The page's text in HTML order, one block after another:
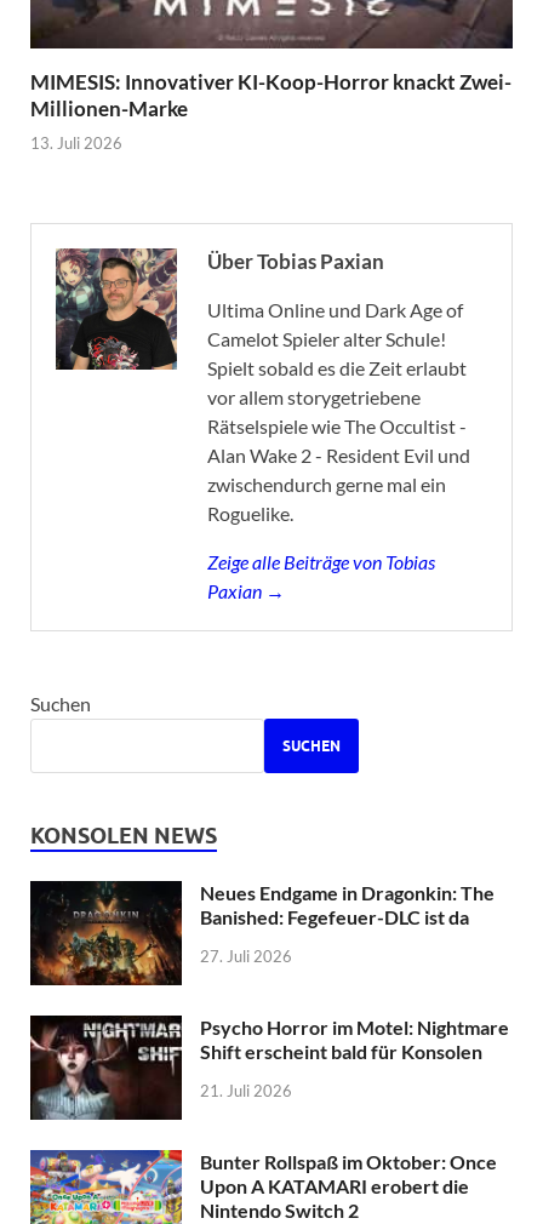
MIMESIS: Innovativer KI-Koop-Horror knackt Zwei-
Millionen-Marke
13. Juli 2026
Über Tobias Paxian
Ultima Online und Dark Age of
Camelot Spieler alter Schule!
Spielt sobald es die Zeit erlaubt
vor allem storygetriebene
Rätselspiele wie The Occultist -
Alan Wake 2 - Resident Evil und
zwischendurch gerne mal ein
Roguelike.
Zeige alle Beiträge von Tobias
Paxian →
Suchen
SUCHEN
KONSOLEN NEWS
Neues Endgame in Dragonkin: The
Banished: Fegefeuer-DLC ist da
27. Juli 2026
Psycho Horror im Motel: Nightmare
Shift erscheint bald für Konsolen
21. Juli 2026
Bunter Rollspaß im Oktober: Once
Upon A KATAMARI erobert die
Nintendo Switch 2